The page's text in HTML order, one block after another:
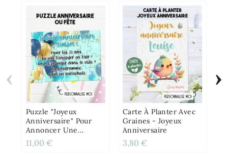
Puzzle "Joyeux
Anniversaire" Pour
Annoncer Une
Surprise Ou Un
Cadeau
11,00 €
Carte À Planter Avec
Graines - Joyeux
Anniversaire
3,80 €
‹ ›